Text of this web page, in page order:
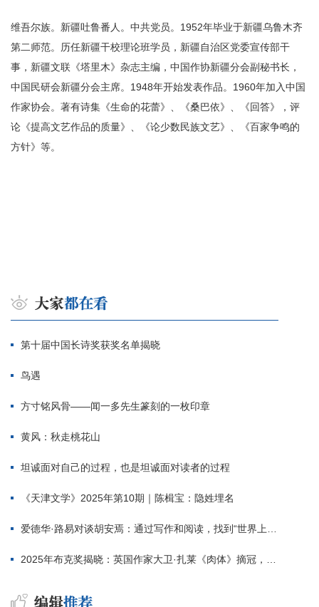
维吾尔族。新疆吐鲁番人。中共党员。1952年毕业于新疆乌鲁木齐
第二师范。历任新疆干校理论班学员，新疆自治区党委宣传部干
事，新疆文联《塔里木》杂志主编，中国作协新疆分会副秘书长，
中国民研会新疆分会主席。1948年开始发表作品。1960年加入中国
作家协会。著有诗集《生命的花蕾》、《桑巴依》、《回答》，评
论《提高文艺作品的质量》、《论少数民族文艺》、《百家争鸣的
方针》等。